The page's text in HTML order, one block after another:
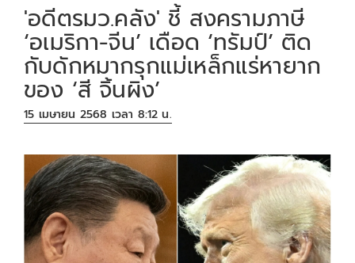
'อดีตรมว.คลัง' ชี้ สงครามภาษี
‘อเมริกา-จีน’ เดือด ‘ทรัมป์’ ติด
กับดักหมากรุกแม่เหล็กแร่หายาก
ของ ‘สี จิ้นผิง’
15 เมษายน 2568 เวลา 8:12 น.